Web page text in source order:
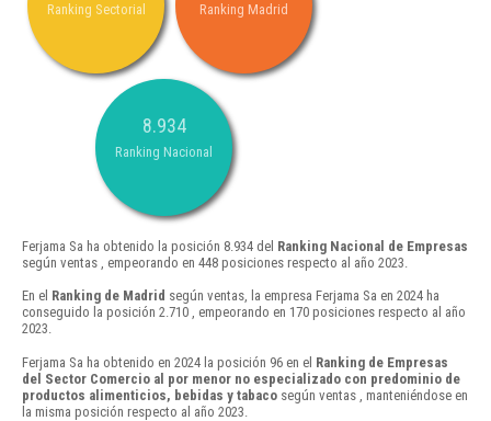
Ranking Sectorial Ranking Madrid
8.934
Ranking Nacional
Ferjama Sa ha obtenido la posición 8.934 del Ranking Nacional de Empresas
según ventas , empeorando en 448 posiciones respecto al año 2023.
En el Ranking de Madrid según ventas, la empresa Ferjama Sa en 2024 ha
conseguido la posición 2.710 , empeorando en 170 posiciones respecto al año
2023.
Ferjama Sa ha obtenido en 2024 la posición 96 en el Ranking de Empresas
del Sector Comercio al por menor no especializado con predominio de
productos alimenticios, bebidas y tabaco según ventas , manteniéndose en
la misma posición respecto al año 2023.